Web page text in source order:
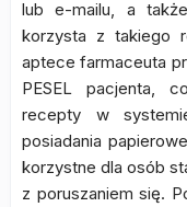
lub e-mailu, a
korzysta z takiego
aptece farmaceuta
PESEL pacjenta,
recepty w
posiadania
korzystne dla osób
z poruszaniem się.